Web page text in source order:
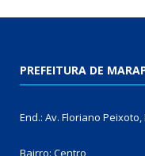
PREFEITURA DE
End.: Av. Floriano
Bairro: Centro